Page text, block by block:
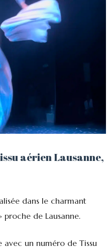
aérien Lausanne,
dans le charmant
proche de Lausanne.
avec un numéro de Tissu